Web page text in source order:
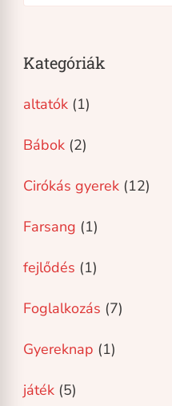
Kategóriák
altatók (1)
Bábok (2)
Cirókás gyerek (12)
Farsang (1)
fejlődés (1)
Foglalkozás (7)
Gyereknap (1)
játék (5)